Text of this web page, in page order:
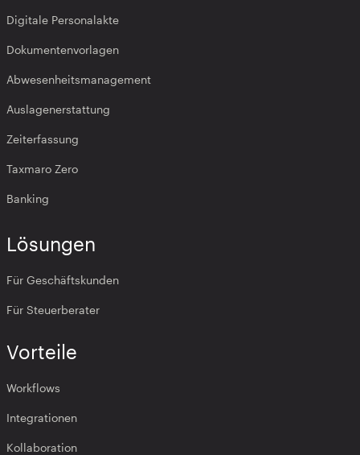
Digitale Personalakte
Dokumentenvorlagen
Abwesenheitsmanagement
Auslagenerstattung
Zeiterfassung
Taxmaro Zero
Banking
Lösungen
Für Geschäftskunden
Für Steuerberater
Vorteile
Workflows
Integrationen
Kollaboration